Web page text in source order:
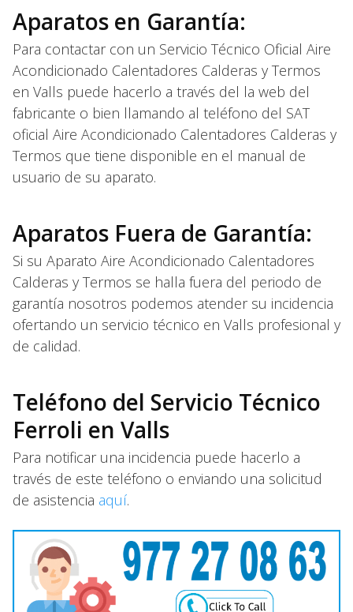
Aparatos en Garantía:
Para contactar con un Servicio Técnico Oficial Aire
Acondicionado Calentadores Calderas y Termos
en Valls puede hacerlo a través del la web del
fabricante o bien llamando al teléfono del SAT
oficial Aire Acondicionado Calentadores Calderas y
Termos que tiene disponible en el manual de
usuario de su aparato.
Aparatos Fuera de Garantía:
Si su Aparato Aire Acondicionado Calentadores
Calderas y Termos se halla fuera del periodo de
garantía nosotros podemos atender su incidencia
ofertando un servicio técnico en Valls profesional y
de calidad.
Teléfono del Servicio Técnico
Ferroli en Valls
Para notificar una incidencia puede hacerlo a
través de este teléfono o enviando una solicitud
de asistencia aquí.